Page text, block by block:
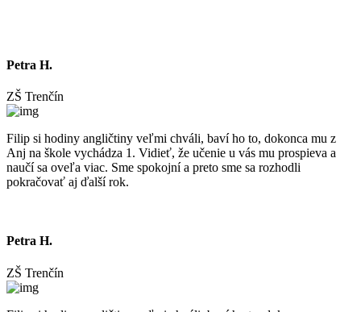
Petra H.
ZŠ Trenčín
Filip si hodiny angličtiny veľmi chváli, baví ho to, dokonca mu z
Anj na škole vychádza 1. Vidieť, že učenie u vás mu prospieva a
naučí sa oveľa viac. Sme spokojní a preto sme sa rozhodli
pokračovať aj ďalší rok.
Petra H.
ZŠ Trenčín